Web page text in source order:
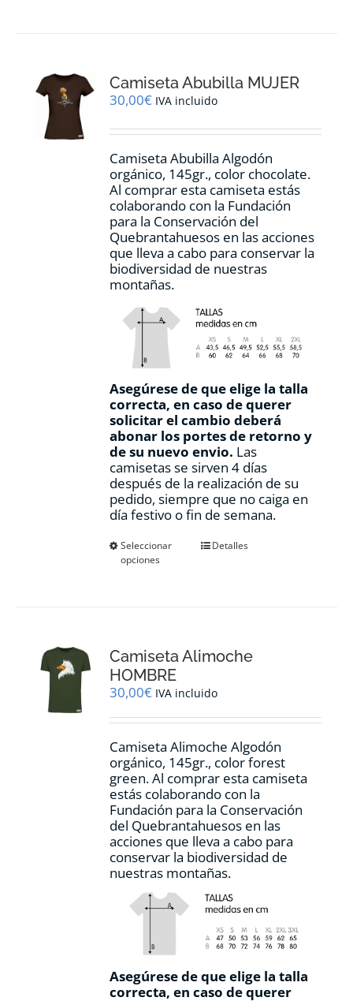
se
pueden
en
página
de
producto
Camiseta Abubilla MUJER
30,00€ IVA incluido
Camiseta Abubilla Algodón
orgánico, 145gr., color chocolate.
Al comprar esta camiseta estás
colaborando con la Fundación
para la Conservación del
Quebrantahuesos en las acciones
que lleva a cabo para conservar la
biodiversidad de nuestras
montañas.
Asegúrese de que elige la talla
correcta, en caso de querer
solicitar el cambio deberá
abonar los portes de retorno y
de su nuevo envio. Las
camisetas se sirven 4 días
después de la realización de su
pedido, siempre que no caiga en
día festivo o fin de semana.
Seleccionar
opciones
Este
se
elegir
la
de
producto
Detalles
Camiseta Alimoche
HOMBRE
30,00€ IVA incluido
Camiseta Alimoche Algodón
orgánico, 145gr., color forest
green. Al comprar esta camiseta
estás colaborando con la
Fundación para la Conservación
del Quebrantahuesos en las
acciones que lleva a cabo para
conservar la biodiversidad de
nuestras montañas.
Asegúrese de que elige la talla
correcta, en caso de querer